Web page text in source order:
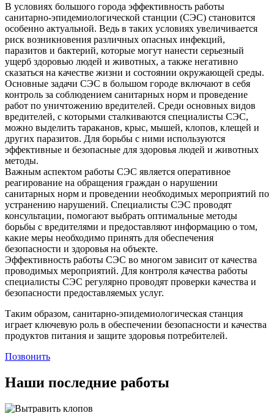
В условиях большого города эффективность работы
санитарно-эпидемиологической станции (СЭС) становится
особенно актуальной. Ведь в таких условиях увеличивается
риск возникновения различных опасных инфекций,
паразитов и бактерий, которые могут нанести серьезный
ущерб здоровью людей и животных, а также негативно
сказаться на качестве жизни и состоянии окружающей среды.
Основные задачи СЭС в большом городе включают в себя
контроль за соблюдением санитарных норм и проведение
работ по уничтожению вредителей. Среди основных видов
вредителей, с которыми сталкиваются специалисты СЭС,
можно выделить тараканов, крыс, мышей, клопов, клещей и
других паразитов. Для борьбы с ними используются
эффективные и безопасные для здоровья людей и животных
методы.
Важным аспектом работы СЭС является оперативное
реагирование на обращения граждан о нарушении
санитарных норм и проведении необходимых мероприятий по
устранению нарушений. Специалисты СЭС проводят
консультации, помогают выбрать оптимальные методы
борьбы с вредителями и предоставляют информацию о том,
какие меры необходимо принять для обеспечения
безопасности и здоровья на объекте.
Эффективность работы СЭС во многом зависит от качества
проводимых мероприятий. Для контроля качества работы
специалисты СЭС регулярно проводят проверки качества и
безопасности предоставляемых услуг.
Таким образом, санитарно-эпидемиологическая станция
играет ключевую роль в обеспечении безопасности и качества
продуктов питания и защите здоровья потребителей.
Позвонить
Наши последние работы